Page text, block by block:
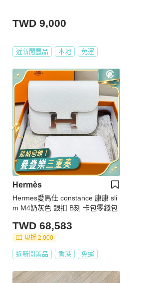
TWD 9,000
近新閒置品 本地 免運
Hermès
Hermes愛馬仕 constance 康康 sli
m M4奶灰色 銀扣 B刻 卡包零錢包
TWD 68,583
現折 2,000
近新閒置品 香港 免運